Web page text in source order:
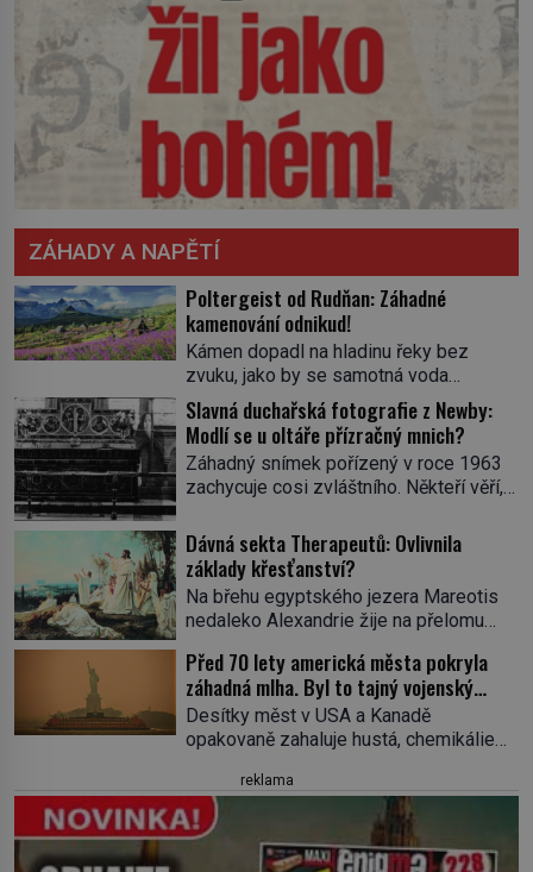
ZÁHADY A NAPĚTÍ
Poltergeist od Rudňan: Záhadné
kamenování odnikud!
Kámen dopadl na hladinu řeky bez
zvuku, jako by se samotná voda
rozhodla mlčet. Mladší z chlapců
bolestně strhl ruku, ale další úder ho
zasáhl dříve, než si vůbec uvědomil
pohyb: tiše, nelidsky přesně. „Odkud…?“
zachrčel starší student, ale v houštině
mohl cokoliv házet. A když se […]
Slavná duchařská fotografie z Newby:
Modlí se u oltáře přízračný mnich?
Záhadný snímek pořízený v roce 1963
zachycuje cosi zvláštního. Někteří věří,
oltáře je duch mnicha ze 16. století s
bílým závojem přes obličej, který
pravděpodobně zakrývá lepru nebo jiné
znetvoření. Jiní jsou skeptičtí a považují
vše za podvod. Jak vlastně vznikla
jedna z nejslavnějších duchařských
fotek? Moderní vyšetřovatelé
paranormálních […]
Dávná sekta Therapeutů: Ovlivnila
základy křesťanství?
Na břehu egyptského jezera Mareotis
nedaleko Alexandrie žije na přelomu
žen. Každý obývá vlastní celu, kde se
věnuje modlitbě, meditaci a studiu textů,
a někdy dlouhé dny nic nepozře. Pro
skupinu se ujme název Therapeuté, a
křesťanství, vůbec nic o nich nevíme…
Jediným svědkem existence […]
Před 70 lety americká města pokryla
záhadná mlha. Byl to tajný vojenský
experiment!
Desítky měst v USA a Kanadě
opakovaně zahaluje hustá, chemikáliemi
do ní vydá, ulpívá zvláštní substance
neznámého původu, stejná látka
pokrývá také silnice, auta či střechy
domů a lidé hlásí různé zdravotní potíže
reklama